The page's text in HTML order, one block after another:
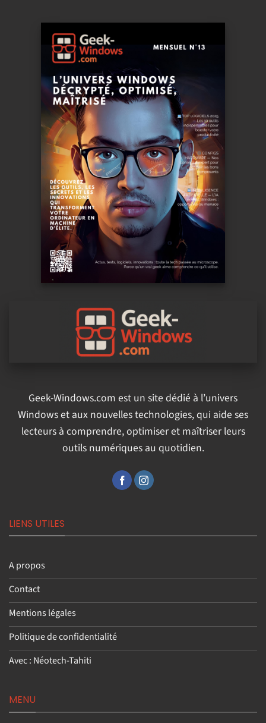
Geek-Windows.com est un site dédié à l’univers
Windows et aux nouvelles technologies, qui aide ses
lecteurs à comprendre, optimiser et maîtriser leurs
outils numériques au quotidien.
LIENS UTILES
A propos
Contact
Mentions légales
Politique de confidentialité
Avec : Néotech-Tahiti
MENU